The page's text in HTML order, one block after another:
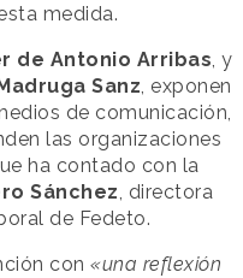
medida.
de Antonio Arribas, y
Sanz, exponen
de comunicación,
las organizaciones
ha contado con la
Sánchez, directora
de Fedeto.
con «una reflexión